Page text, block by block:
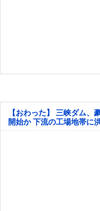
【おわった】 三峡ダム、
開始か 下流の工場地帯に